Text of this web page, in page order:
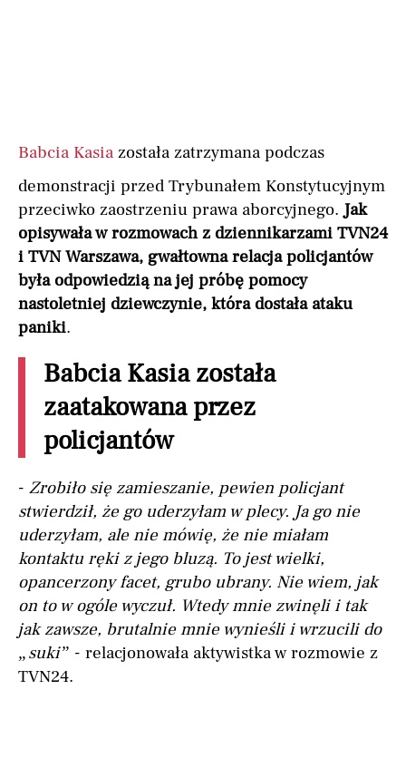
Babcia Kasia została zatrzymana podczas
demonstracji przed Trybunałem Konstytucyjnym
przeciwko zaostrzeniu prawa aborcyjnego. Jak
opisywała w rozmowach z dziennikarzami TVN24
i TVN Warszawa, gwałtowna relacja policjantów
była odpowiedzią na jej próbę pomocy
nastoletniej dziewczynie, która dostała ataku
paniki.
Babcia Kasia została
zaatakowana przez
policjantów
- Zrobiło się zamieszanie, pewien policjant
stwierdził, że go uderzyłam w plecy. Ja go nie
uderzyłam, ale nie mówię, że nie miałam
kontaktu ręki z jego bluzą. To jest wielki,
opancerzony facet, grubo ubrany. Nie wiem, jak
on to w ogóle wyczuł. Wtedy mnie zwinęli i tak
jak zawsze, brutalnie mnie wynieśli i wrzucili do
„suki” - relacjonowała aktywistka w rozmowie z
TVN24.